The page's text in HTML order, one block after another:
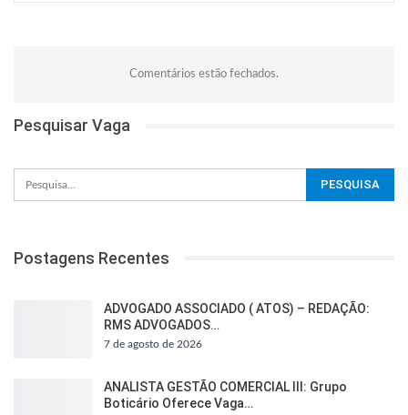
Comentários estão fechados.
Pesquisar Vaga
Postagens Recentes
ADVOGADO ASSOCIADO ( ATOS) – REDAÇÃO:
RMS ADVOGADOS…
7 de agosto de 2026
ANALISTA GESTÃO COMERCIAL III: Grupo
Boticário Oferece Vaga…